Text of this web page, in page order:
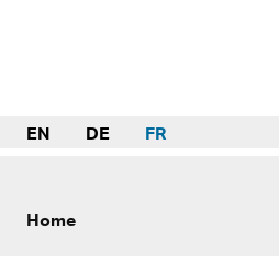
EN DE FR
Home